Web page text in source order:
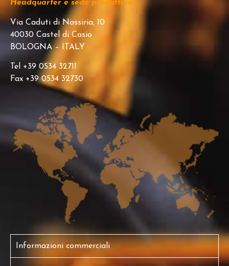
Headquarter e sede produttiva
Via Caduti di Nassiria, 10
40030 Castel di Casio
BOLOGNA – ITALY
Tel +39 0534 32711
Fax +39 0534 32730
Informazioni commerciali